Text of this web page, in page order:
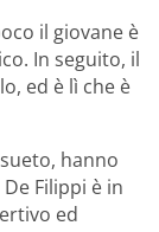
il giovane è
In seguito, il
ed è lì che è
hanno
Filippi è in
ed